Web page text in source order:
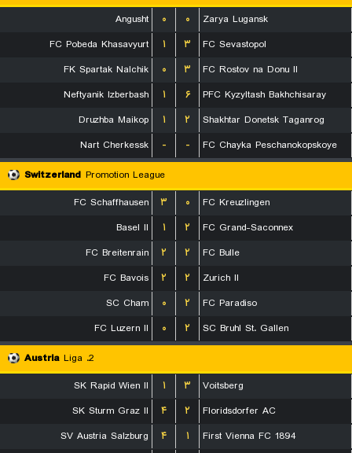
Angusht
۰ ۰
Zarya Lugansk
FC Pobeda Khasavyurt
۱ ۳
FC Sevastopol
FK Spartak Nalchik
۰ ۳
FC Rostov na Donu II
Neftyanik Izberbash
۱ ۶
PFC Kyzyltash Bakhchisaray
Druzhba Maikop
۱ ۲
Shakhtar Donetsk Taganrog
Nart Cherkessk
- -
FC Chayka Peschanokopskoye
Switzerland Promotion League
FC Schaffhausen
۳ ۰
FC Kreuzlingen
Basel II
۱ ۲
FC Grand-Saconnex
FC Breitenrain
۲ ۲
FC Bulle
FC Bavois
۲ ۲
Zurich II
SC Cham
۰ ۲
FC Paradiso
FC Luzern II
۰ ۲
SC Bruhl St. Gallen
Austria
2. Liga
SK Rapid Wien II
۱ ۳
Voitsberg
SK Sturm Graz II
۴ ۲
Floridsdorfer AC
SV Austria Salzburg
۴ ۱
First Vienna FC 1894